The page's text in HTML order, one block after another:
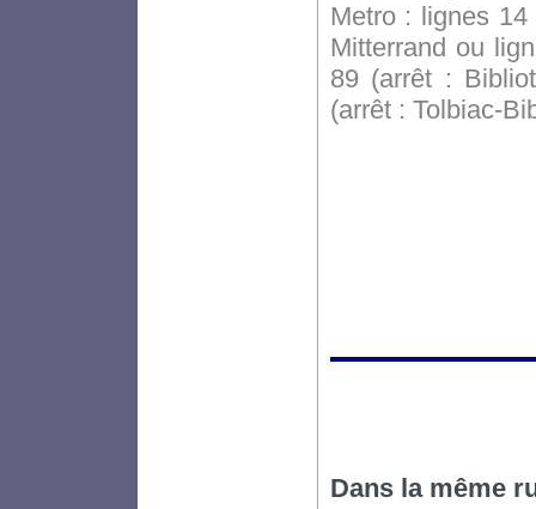
Metro : lignes
Mitterrand ou
89 (arrêt :
(arrêt : Tolbiac-
Dans la même